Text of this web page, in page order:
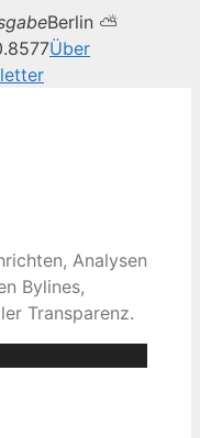
Berlin ⛅
Über
Analysen
Bylines,
Transparenz.